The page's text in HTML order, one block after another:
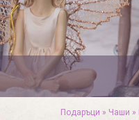
Подаръци » Чаши »